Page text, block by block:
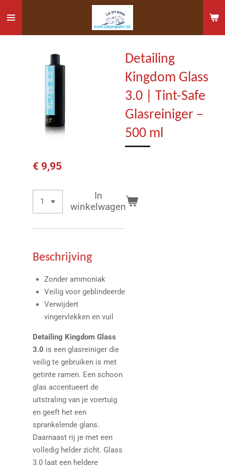
direct
naar
Detailing
Kingdom Glass
3.0 | Tint-Safe
Glasreiniger –
500 ml
€ 9,95
In
winkelwagen
Beschrijving
Zonder ammoniak
Veilig voor geblindeerde
Verwijdert
vingervlekken en vuil
Detailing Kingdom Glass
3.0 is een glasreiniger die
veilig te gebruiken is met
getinte ramen. Een schoon
glas accentueert de
uitstraling van je voertuig
en geeft het een
sprankelende glans.
Daarnaast rij je met een
volledig helder zicht. Glass
3.0 laat een heldere